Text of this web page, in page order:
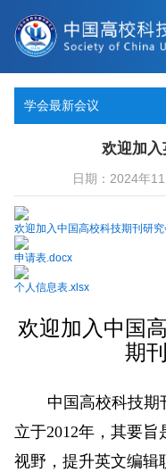
学会最新会议
欢迎加
日期：2024年
欢迎加入中国高校科技期刊研
申请表.docx
个人信息表.xlsx
欢迎加入中国
期
中国高校科技期
立于2012年，其要
视野，提升英文编辑